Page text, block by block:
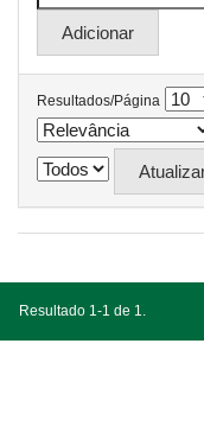
Resultados/Página
Resultado 1-1 de 1.